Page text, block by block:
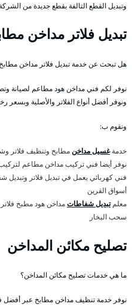
وتبديل القطع التالفة بقطع جديدة من
تبديل فلاتر مداخن
هل تبحث عن خدمة تبديل فلاتر مداخن
نوفر لكم فني مداخن هود مطاعم لصيانة
ونوفر أفضل أنواع الفلاتر والأصلية وبسعر
ونقوم ب:
خدمةغسيل مداخنمطابخ وتنظيف فلاتر
نوفر أيضا فني تركيب مداخن مطاعم
فني كهربائي يعمل في تبديل فلاتر
أسواق القرين
معلمتبديل شفاطاتمداخن هود مطبخ
سحب البخار
تصليح مكائن المداخن
ما هي خدمات تصليح مكائن المداخن؟
نوفر خدمة تنظيف مداخن مطابخ عبر